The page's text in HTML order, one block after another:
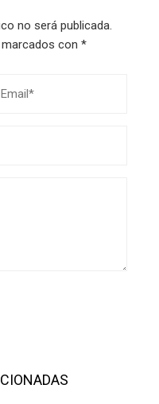
no será publicada.
con *